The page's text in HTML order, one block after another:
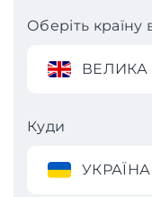
Оберіть країну
ВЕЛИКА
Куди
УКРАЇНА